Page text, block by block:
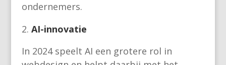
ondernemers.
AI-innovatie
In 2024 speelt AI een grotere rol in